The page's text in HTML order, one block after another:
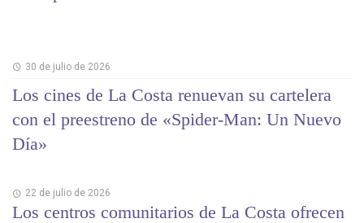
30 de julio de 2026
Los cines de La Costa renuevan su cartelera
con el preestreno de «Spider-Man: Un Nuevo
Día»
22 de julio de 2026
Los centros comunitarios de La Costa ofrecen